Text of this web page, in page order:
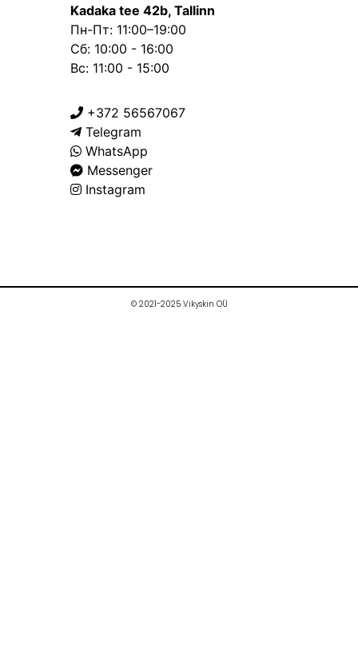
Kadaka tee 42b, Tallinn
Пн-Пт: 11:00–19:00
Сб: 10:00 - 16:00
Вс: 11:00 - 15:00
+372 56567067
Telegram
WhatsApp
Messenger
Instagram
© 2021-2025 Vikyskin OÜ